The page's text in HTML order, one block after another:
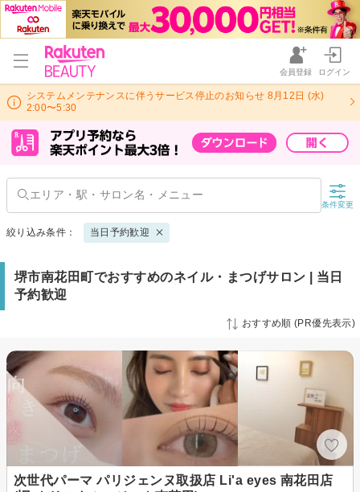
会員登録 ログイン
システムメンテナンスに伴うサービス停止のお知らせ 8月12日 (水)
2:00〜5:30
条件変更
絞り込み条件： 当日予約歓迎
堺市南花田町でおすすめのネイル・まつげサロン | 当日
予約歓迎
おすすめ順 (PR優先表示)
次世代パーマ パリジェンヌ取扱店 Li'a eyes 南花田店